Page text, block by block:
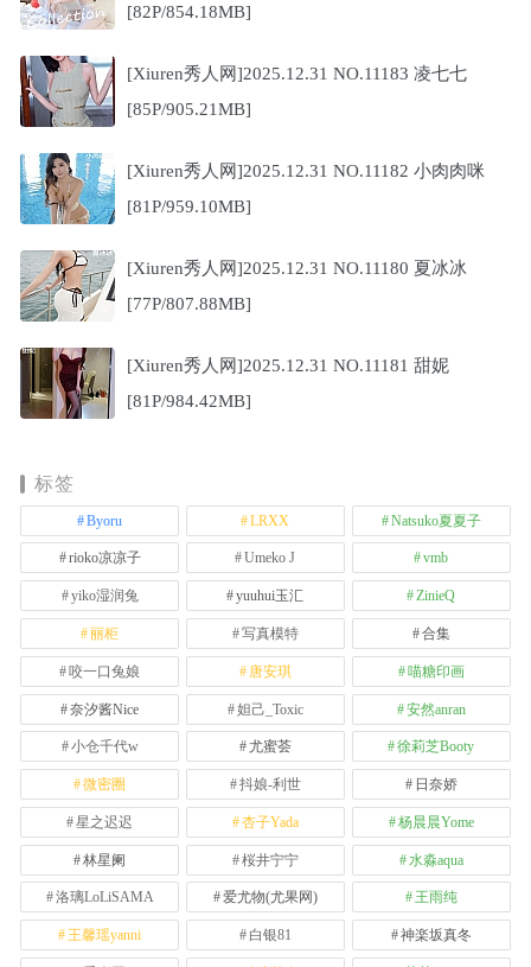
[82P/854.18MB]
[Xiuren秀人网]2025.12.31 NO.11183 凌七七
[85P/905.21MB]
[Xiuren秀人网]2025.12.31 NO.11182 小肉肉咪
[81P/959.10MB]
[Xiuren秀人网]2025.12.31 NO.11180 夏冰冰
[77P/807.88MB]
[Xiuren秀人网]2025.12.31 NO.11181 甜妮
[81P/984.42MB]
标签
Byoru LRXX Natsuko夏夏子
rioko凉凉子 Umeko J vmb
yiko湿润兔 yuuhui玉汇 ZinieQ
丽柜 写真模特 合集
咬一口兔娘 唐安琪 喵糖印画
奈汐酱Nice 妲己_Toxic 安然anran
小仓千代w 尤蜜荟 徐莉芝Booty
微密圈 抖娘-利世 日奈娇
星之迟迟 杏子Yada 杨晨晨Yome
林星阑 桜井宁宁 水淼aqua
洛璃LoLiSAMA 爱尤物(尤果网) 王雨纯
王馨瑶yanni 白银81 神楽坂真冬